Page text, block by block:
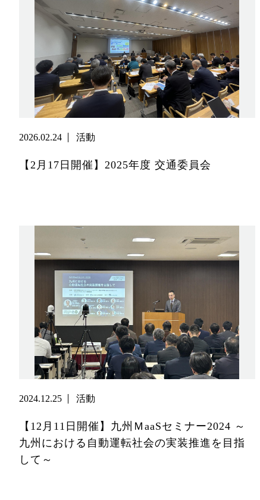
2026.02.24 活動
【2月17日開催】2025年度 交通委員会
2024.12.25 活動
【12月11日開催】九州ＭaaSセミナー2024 ～
九州における自動運転社会の実装推進を目指
して～